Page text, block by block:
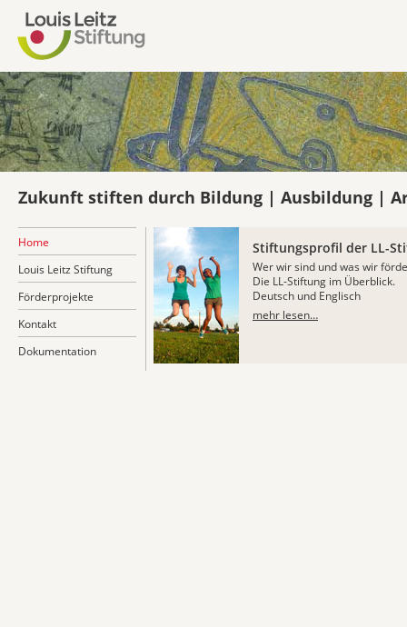
Zukunft stiften durch Bildung | Ausbildung |
Home
Louis Leitz Stiftung
Förderprojekte
Kontakt
Dokumentation
Stiftungsprofil der LL-
Wer wir sind und was wir
Die LL-Stiftung im Überblick.
Deutsch und Englisch
mehr lesen…